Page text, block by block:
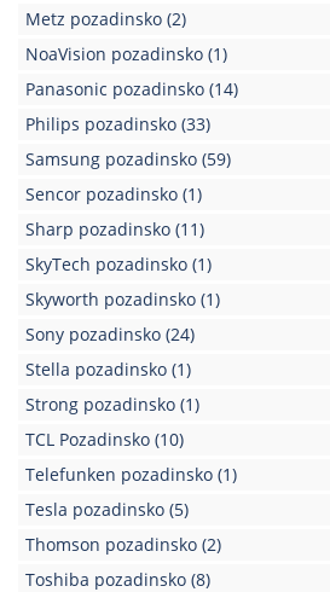
Strujni
Metz pozadinsko (2)
NoaVision pozadinsko (1)
Panasonic pozadinsko (14)
Philips pozadinsko (33)
Samsung pozadinsko (59)
Sencor pozadinsko (1)
Sharp pozadinsko (11)
SkyTech pozadinsko (1)
Skyworth pozadinsko (1)
Sony pozadinsko (24)
Stella pozadinsko (1)
Strong pozadinsko (1)
TCL Pozadinsko (10)
Telefunken pozadinsko (1)
Tesla pozadinsko (5)
Thomson pozadinsko (2)
Toshiba pozadinsko (8)